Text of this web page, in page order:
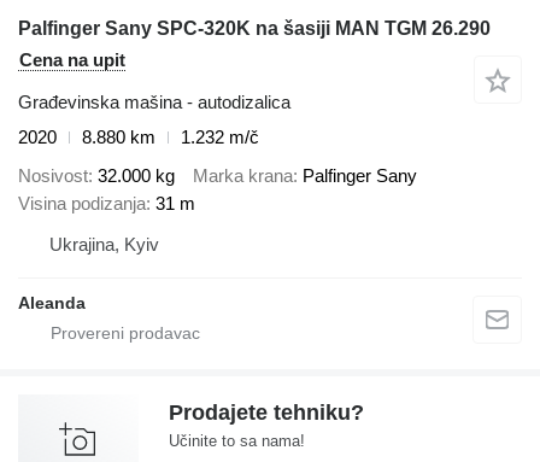
Palfinger Sany SPC-320K na šasiji MAN TGM 26.290
Cena na upit
Građevinska mašina - autodizalica
2020
8.880 km
1.232 m/č
Nosivost 32.000 kg Marka krana Palfinger Sany
Visina podizanja 31 m
Ukrajina, Kyiv
Aleanda
Prodajete tehniku?
Učinite to sa nama!